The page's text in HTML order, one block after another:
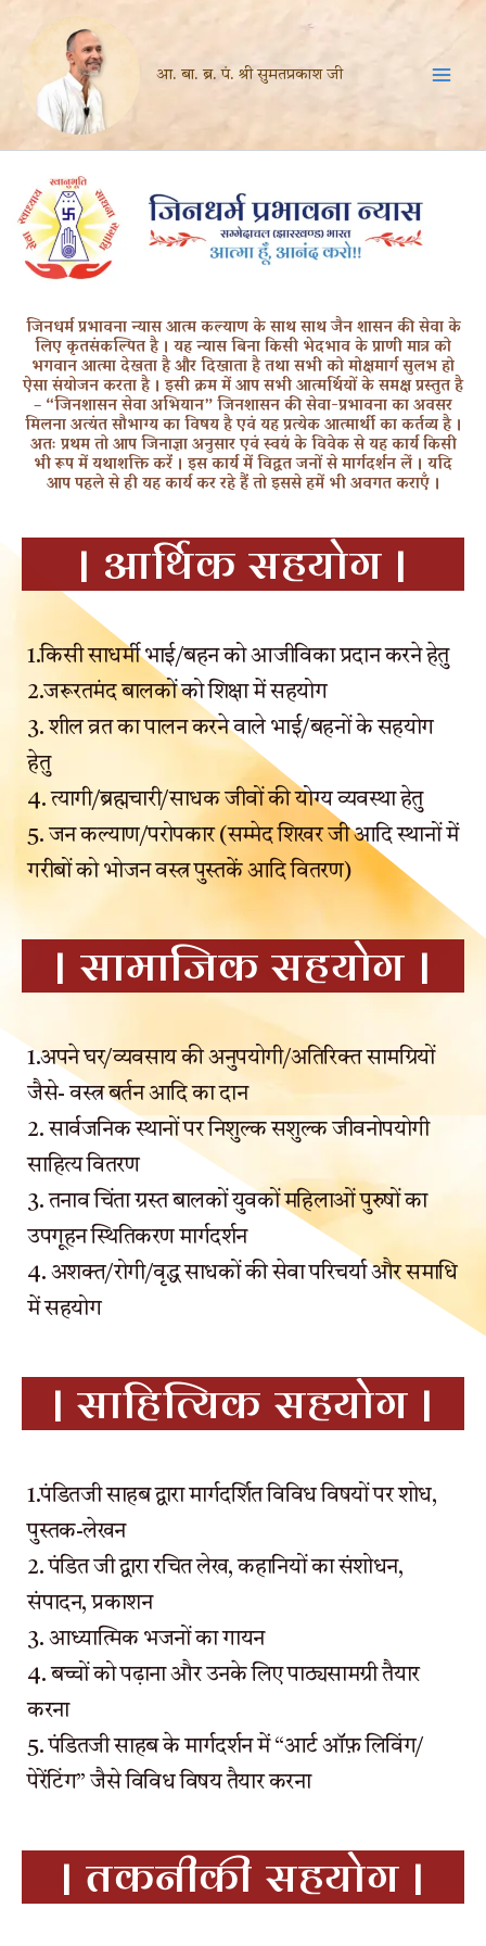
आ. बा. ब्र. पं. श्री सुमतप्रकाश जी
जिनधर्म प्रभावना न्यास आत्म कल्याण के साथ साथ जैन शासन की सेवा के
लिए कृतसंकल्पित है । यह न्यास बिना किसी भेदभाव के प्राणी मात्र को
भगवान आत्मा देखता है और दिखाता है तथा सभी को मोक्षमार्ग सुलभ हो
ऐसा संयोजन करता है । इसी क्रम में आप सभी आत्मर्थियों के समक्ष प्रस्तुत है
– “जिनशासन सेवा अभियान” जिनशासन की सेवा-प्रभावना का अवसर
मिलना अत्यंत सौभाग्य का विषय है एवं यह प्रत्येक आत्मार्थी का कर्तव्य है ।
अतः प्रथम तो आप जिनाज्ञा अनुसार एवं स्वयं के विवेक से यह कार्य किसी
भी रूप में यथाशक्ति करें । इस कार्य में विद्वत जनों से मार्गदर्शन लें । यदि
आप पहले से ही यह कार्य कर रहे हैं तो इससे हमें भी अवगत कराएँ ।
| आर्थिक सहयोग |
1.किसी साधर्मी भाई/बहन को आजीविका प्रदान करने हेतु
2.जरूरतमंद बालकों को शिक्षा में सहयोग
3. शील व्रत का पालन करने वाले भाई/बहनों के सहयोग
हेतु
4. त्यागी/ब्रह्मचारी/साधक जीवों की योग्य व्यवस्था हेतु
5. जन कल्याण/परोपकार (सम्मेद शिखर जी आदि स्थानों में
गरीबों को भोजन वस्त्र पुस्तकें आदि वितरण)
| सामाजिक सहयोग |
1.अपने घर/व्यवसाय की अनुपयोगी/अतिरिक्त सामग्रियों
जैसे- वस्त्र बर्तन आदि का दान
2. सार्वजनिक स्थानों पर निशुल्क सशुल्क जीवनोपयोगी
साहित्य वितरण
3. तनाव चिंता ग्रस्त बालकों युवकों महिलाओं पुरुषों का
उपगूहन स्थितिकरण मार्गदर्शन
4. अशक्त/रोगी/वृद्ध साधकों की सेवा परिचर्या और समाधि
में सहयोग
| साहित्यिक सहयोग |
1.पंडितजी साहब द्वारा मार्गदर्शित विविध विषयों पर शोध,
पुस्तक-लेखन
2. पंडित जी द्वारा रचित लेख, कहानियों का संशोधन,
संपादन, प्रकाशन
3. आध्यात्मिक भजनों का गायन
4. बच्चों को पढ़ाना और उनके लिए पाठ्यसामग्री तैयार
करना
5. पंडितजी साहब के मार्गदर्शन में “आर्ट ऑफ़ लिविंग/
पेरेंटिंग” जैसे विविध विषय तैयार करना
| तकनीकी सहयोग |